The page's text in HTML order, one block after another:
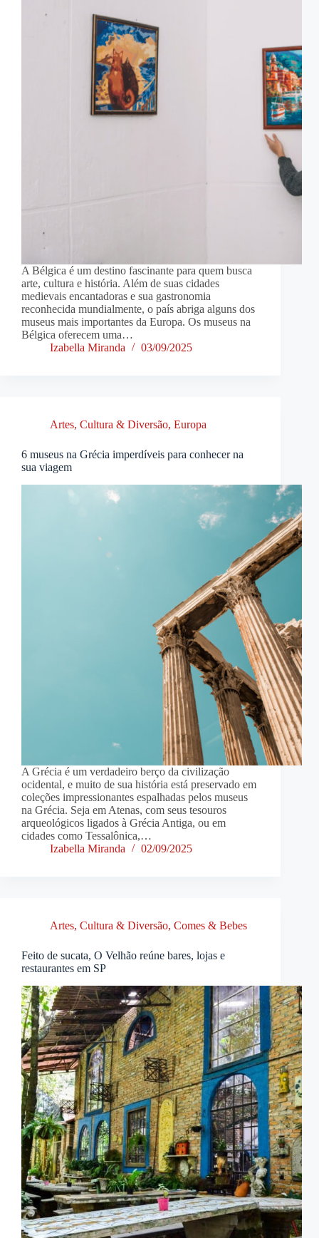
A Bélgica é um destino fascinante para quem busca
arte, cultura e história. Além de suas cidades
medievais encantadoras e sua gastronomia
reconhecida mundialmente, o país abriga alguns dos
museus mais importantes da Europa. Os museus na
Bélgica oferecem uma…
Izabella Miranda
03/09/2025
Artes, Cultura & Diversão, Europa
6 museus na Grécia imperdíveis para conhecer na
sua viagem
A Grécia é um verdadeiro berço da civilização
ocidental, e muito de sua história está preservado em
coleções impressionantes espalhadas pelos museus
na Grécia. Seja em Atenas, com seus tesouros
arqueológicos ligados à Grécia Antiga, ou em
cidades como Tessalônica,…
Izabella Miranda
02/09/2025
Artes, Cultura & Diversão, Comes & Bebes
Feito de sucata, O Velhão reúne bares, lojas e
restaurantes em SP